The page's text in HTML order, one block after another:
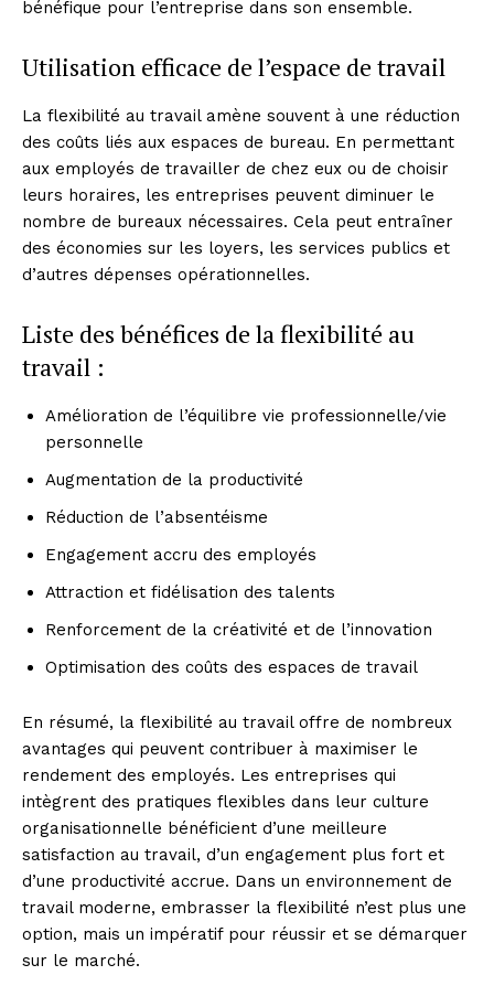
bénéfique pour l’entreprise dans son ensemble.
Utilisation efficace de l’espace de travail
La flexibilité au travail amène souvent à une réduction
des coûts liés aux espaces de bureau. En permettant
aux employés de travailler de chez eux ou de choisir
leurs horaires, les entreprises peuvent diminuer le
nombre de bureaux nécessaires. Cela peut entraîner
des économies sur les loyers, les services publics et
d’autres dépenses opérationnelles.
Liste des bénéfices de la flexibilité au
travail :
Amélioration de l’équilibre vie professionnelle/vie
personnelle
Augmentation de la productivité
Réduction de l’absentéisme
Engagement accru des employés
Attraction et fidélisation des talents
Renforcement de la créativité et de l’innovation
Optimisation des coûts des espaces de travail
En résumé, la flexibilité au travail offre de nombreux
avantages qui peuvent contribuer à maximiser le
rendement des employés. Les entreprises qui
intègrent des pratiques flexibles dans leur culture
organisationnelle bénéficient d’une meilleure
satisfaction au travail, d’un engagement plus fort et
d’une productivité accrue. Dans un environnement de
travail moderne, embrasser la flexibilité n’est plus une
option, mais un impératif pour réussir et se démarquer
sur le marché.